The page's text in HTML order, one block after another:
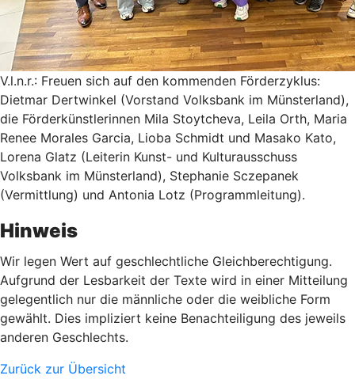
V.l.n.r.: Freuen sich auf den kommenden Förderzyklus:
Dietmar Dertwinkel (Vorstand Volksbank im Münsterland),
die Förderkünstlerinnen Mila Stoytcheva, Leila Orth, Maria
Renee Morales Garcia, Lioba Schmidt und Masako Kato,
Lorena Glatz (Leiterin Kunst- und Kulturausschuss
Volksbank im Münsterland), Stephanie Sczepanek
(Vermittlung) und Antonia Lotz (Programmleitung).
Hinweis
Wir legen Wert auf geschlechtliche Gleichberechtigung.
Aufgrund der Lesbarkeit der Texte wird in einer Mitteilung
gelegentlich nur die männliche oder die weibliche Form
gewählt. Dies impliziert keine Benachteiligung des jeweils
anderen Geschlechts.
Zurück zur Übersicht